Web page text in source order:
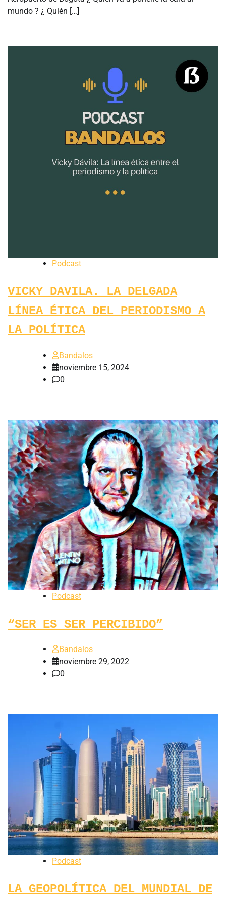
mundo ? ¿ Quién […]
Podcast
VICKY DAVILA. LA DELGADA
LÍNEA ÉTICA DEL PERIODISMO A
LA POLÍTICA
Bandalos
noviembre 15, 2024
0
Podcast
“SER ES SER PERCIBIDO”
Bandalos
noviembre 29, 2022
0
Podcast
LA GEOPOLÍTICA DEL MUNDIAL DE